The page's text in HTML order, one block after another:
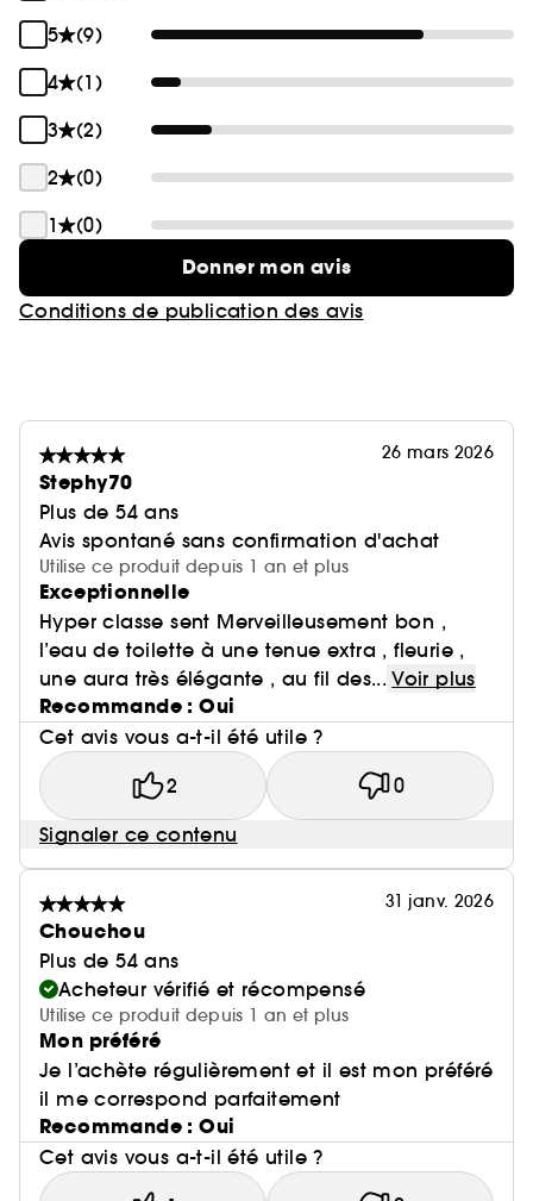
5
(9)
4
(1)
3
(2)
2
(0)
1
(0)
Donner mon avis
Conditions de publication des avis
26 mars 2026
Stephy70
Plus de 54 ans
Avis spontané sans confirmation d'achat
Utilise ce produit depuis 1 an et plus
Exceptionnelle
Hyper classe sent Merveilleusement bon ,
l’eau de toilette à une tenue extra , fleurie ,
une aura très élégante , au fil des... Voir plus
Recommande : Oui
Cet avis vous a-t-il été utile ?
2 0
Signaler ce contenu
31 janv. 2026
Chouchou
Plus de 54 ans
Acheteur vérifié et récompensé
Utilise ce produit depuis 1 an et plus
Mon préféré
Je l’achète régulièrement et il est mon préféré
il me correspond parfaitement
Recommande : Oui
Cet avis vous a-t-il été utile ?